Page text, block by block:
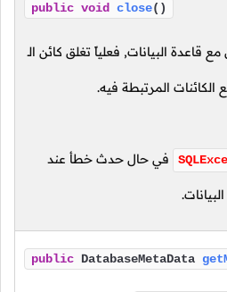
public void close()
قاعدة البيانات, فعلياً تغلق كائن الـ
الكائنات المرتبطة فيه.
في حال حدث خطأ عند
public DatabaseMetaData